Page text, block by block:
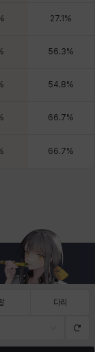
27.1 %
56.3%
54.8%
66.7%
66.7%
다리